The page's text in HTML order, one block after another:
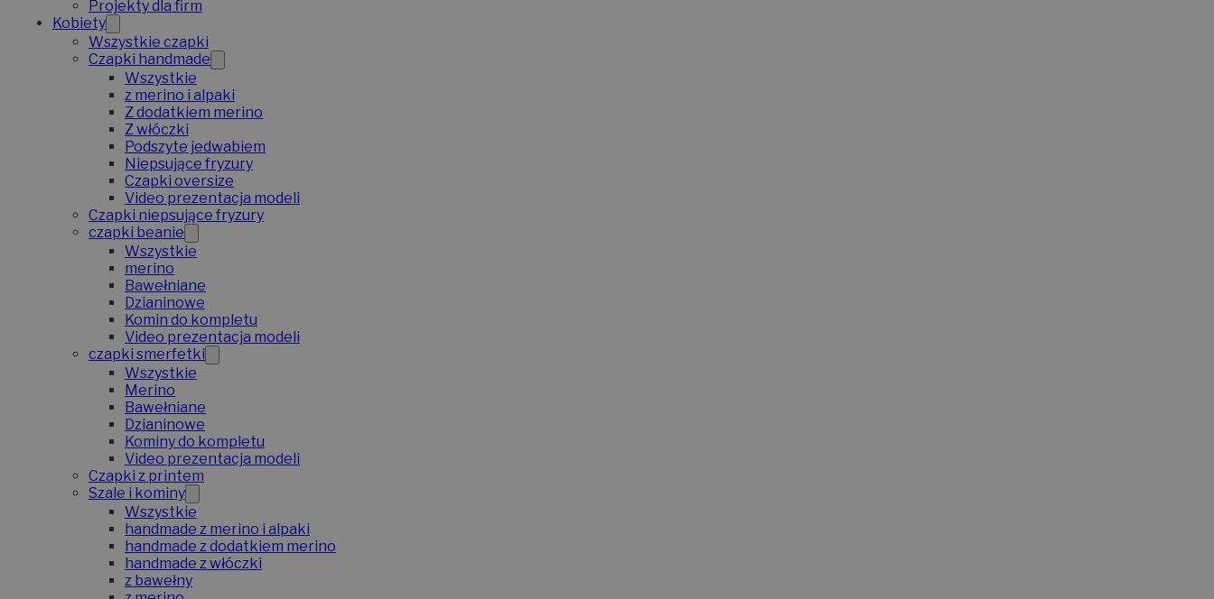
Projekty dla firm
Kobiety
Wszystkie czapki
Czapki handmade
Wszystkie
z merino i alpaki
Z dodatkiem merino
Z włóczki
Podszyte jedwabiem
Niepsujące fryzury
Czapki oversize
Video prezentacja modeli
Czapki niepsujące fryzury
czapki beanie
Wszystkie
merino
Bawełniane
Dzianinowe
Komin do kompletu
Video prezentacja modeli
czapki smerfetki
Wszystkie
Merino
Bawełniane
Dzianinowe
Kominy do kompletu
Video prezentacja modeli
Czapki z printem
Szale i kominy
Wszystkie
handmade z merino i alpaki
handmade z dodatkiem merino
handmade z włóczki
z bawełny